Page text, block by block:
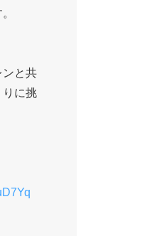
ンと共
りに挑